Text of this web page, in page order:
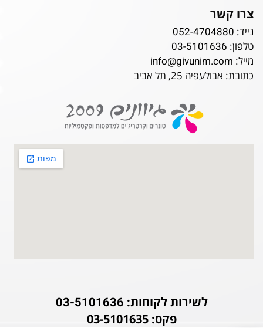
צרו קשר
נייד: 052-4704880
טלפון: 03-5101636
מייל: info@givunim.com
כתובת: אבולעפיה 25, תל אביב
לשירות לקוחות: 03-5101636
פקס: 03-5101635